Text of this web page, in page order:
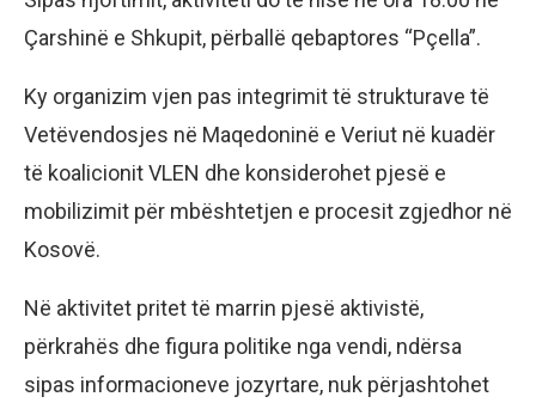
Çarshinë e Shkupit, përballë qebaptores “Pçella”.
Ky organizim vjen pas integrimit të strukturave të
Vetëvendosjes në Maqedoninë e Veriut në kuadër
të koalicionit VLEN dhe konsiderohet pjesë e
mobilizimit për mbështetjen e procesit zgjedhor në
Kosovë.
Në aktivitet pritet të marrin pjesë aktivistë,
përkrahës dhe figura politike nga vendi, ndërsa
sipas informacioneve jozyrtare, nuk përjashtohet